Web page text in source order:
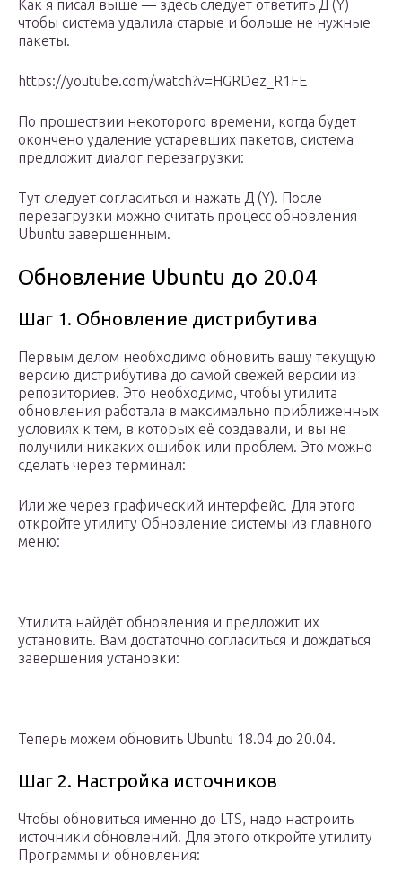
Как я писал выше — здесь следует ответить Д (Y)
чтобы система удалила старые и больше не нужные
пакеты.
https://youtube.com/watch?v=HGRDez_R1FE
По прошествии некоторого времени, когда будет
окончено удаление устаревших пакетов, система
предложит диалог перезагрузки:
Тут следует согласиться и нажать Д (Y). После
перезагрузки можно считать процесс обновления
Ubuntu завершенным.
Обновление Ubuntu до 20.04
Шаг 1. Обновление дистрибутива
Первым делом необходимо обновить вашу текущую
версию дистрибутива до самой свежей версии из
репозиториев. Это необходимо, чтобы утилита
обновления работала в максимально приближенных
условиях к тем, в которых её создавали, и вы не
получили никаких ошибок или проблем. Это можно
сделать через терминал:
Или же через графический интерфейс. Для этого
откройте утилиту Обновление системы из главного
меню:
Утилита найдёт обновления и предложит их
установить. Вам достаточно согласиться и дождаться
завершения установки:
Теперь можем обновить Ubuntu 18.04 до 20.04.
Шаг 2. Настройка источников
Чтобы обновиться именно до LTS, надо настроить
источники обновлений. Для этого откройте утилиту
Программы и обновления: